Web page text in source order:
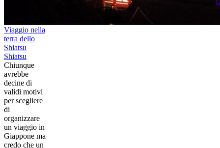
Viaggio nella
terra dello
Shiatsu
Shiatsu
Chiunque
avrebbe
decine di
validi motivi
per scegliere
di
organizzare
un viaggio in
Giappone ma
credo che un